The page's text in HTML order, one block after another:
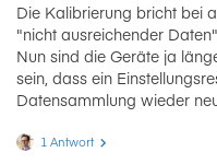
Die Kalibrierung bricht bei
"nicht ausreichender
Nun sind die Geräte ja
sein, dass ein
Datensammlung wieder
1 Antwort